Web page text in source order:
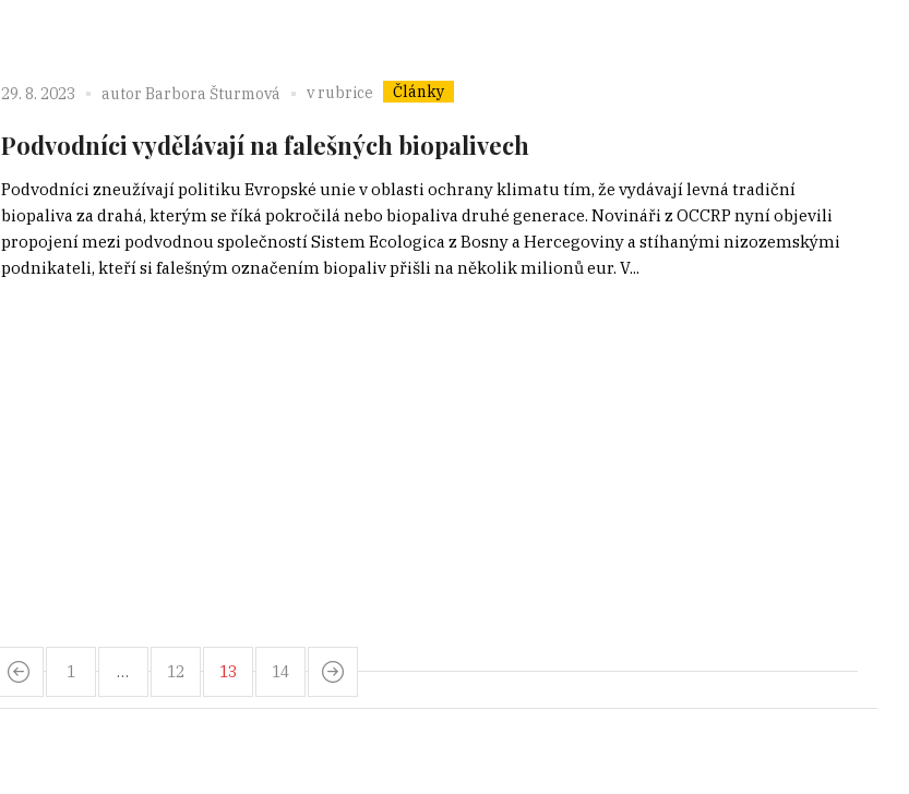
29. 8. 2023 autor Barbora Šturmová v rubrice Články
Podvodníci vydělávají na falešných biopalivech
Podvodníci zneužívají politiku Evropské unie v oblasti ochrany klimatu tím, že vydávají levná tradiční
biopaliva za drahá, kterým se říká pokročilá nebo biopaliva druhé generace. Novináři z OCCRP nyní objevili
propojení mezi podvodnou společností Sistem Ecologica z Bosny a Hercegoviny a stíhanými nizozemskými
podnikateli, kteří si falešným označením biopaliv přišli na několik milionů eur. V...
1 … 12 13 14